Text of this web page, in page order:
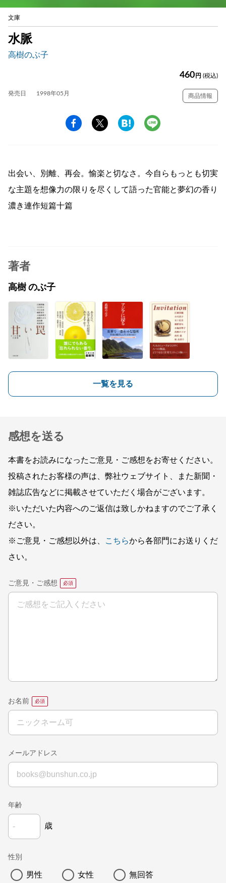
文庫
水脈
高樹のぶ子
460 円 (税込)
発売日 1998年05月 商品情報
出会い、別離、再会。愉楽と切なさ。今自らもっとも切実
な主題を想像力の限りを尽くして語った官能と夢幻の香り
濃き連作短篇十篇
著者
高樹 のぶ子
一覧を見る
感想を送る
本書をお読みになったご意見・ご感想をお寄せください。
投稿されたお客様の声は、弊社ウェブサイト、また新聞・
雑誌広告などに掲載させていただく場合がございます。
※いただいた内容へのご返信は致しかねますのでご了承く
ださい。
※ご意見・ご感想以外は、
こちらから各部門にお送りくだ
さい。
ご意見・ご感想
お名前
メールアドレス
年齢
歳
性別
男性 女性 無回答